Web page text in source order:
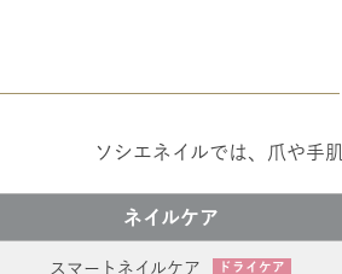
ソシエネイルでは、爪や手
ネイルケア
スマートネイルケア ドライケア